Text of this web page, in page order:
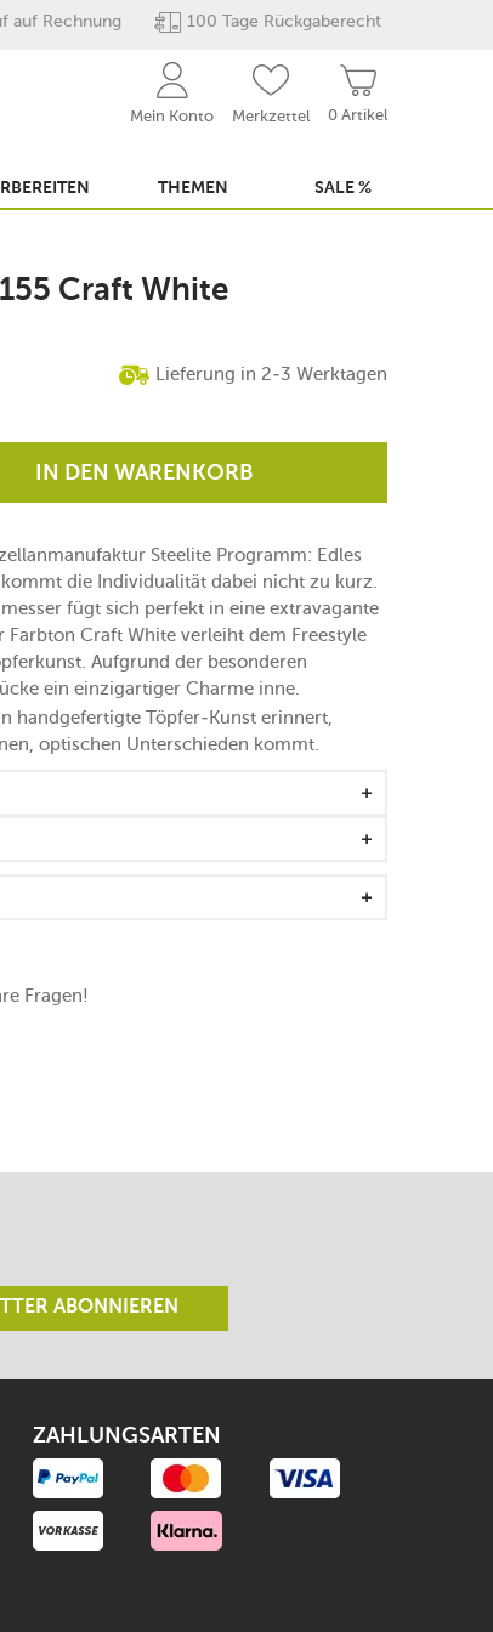
auf Rechnung 100 Tage Rückgaberecht
0 Artikel
Mein Konto Merkzettel
THEMEN SALE %
Craft White
Lieferung in 2-3 Werktagen
IN DEN WARENKORB
Steelite Programm: Edles
die Individualität dabei nicht zu kurz.
fügt sich perfekt in eine extravagante
Craft White verleiht dem Freestyle
Aufgrund der besonderen
ein einzigartiger Charme inne.
handgefertigte Töpfer-Kunst erinnert,
optischen Unterschieden kommt.
Fragen!
ABONNIEREN
ZAHLUNGSARTEN